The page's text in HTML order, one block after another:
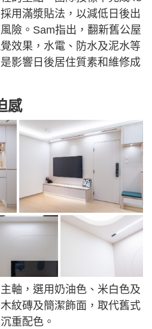
用滿漿貼法，以減低日後出
險。Sam指出，翻新舊公屋
效果，水電、防水及泥水等
影響日後居住質素和維修成
感
軸，選用奶油色、米白色及
紋磚及簡潔飾面，取代舊式
重配色。